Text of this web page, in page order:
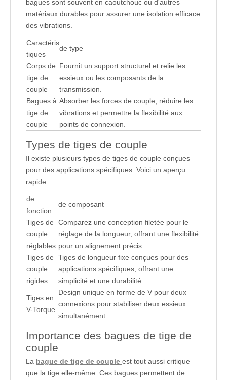
bagues sont souvent en caoutchouc ou d'autres
matériaux durables pour assurer une isolation efficace
des vibrations.
Caractéris
tiques
de type
Corps de
tige de
couple
Fournit un support structurel et relie les
essieux ou les composants de la
transmission.
Bagues à
tige de
couple
Absorber les forces de couple, réduire les
vibrations et permettre la flexibilité aux
points de connexion.
Types de tiges de couple
Il existe plusieurs types de tiges de couple conçues
pour des applications spécifiques. Voici un aperçu
rapide:
de
fonction
de composant
Tiges de
couple
réglables
Comparez une conception filetée pour le
réglage de la longueur, offrant une flexibilité
pour un alignement précis.
Tiges de
couple
rigides
Tiges de longueur fixe conçues pour des
applications spécifiques, offrant une
simplicité et une durabilité.
Tiges en
V-Torque
Design unique en forme de V pour deux
connexions pour stabiliser deux essieux
simultanément.
Importance des bagues de tige de
couple
La bague de tige de couple est tout aussi critique
que la tige elle-même. Ces bagues permettent de